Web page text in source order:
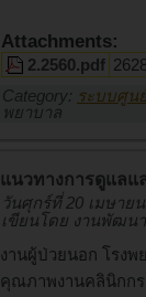
Attachments:
2.2560.pdf
Category: ระบบศู
พยาบาล
แนวทางการดูแลแ
วันศุกร์ที่ 20 เมษายน
เขียนโดย งานพัฒน
งานผู้ป่วยนอก โรง
คุณภาพงานคลินิกก